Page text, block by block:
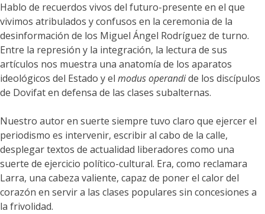
Hablo de recuerdos vivos del futuro-presente en el que
vivimos atribulados y confusos en la ceremonia de la
desinformación de los Miguel Ángel Rodríguez de turno.
Entre la represión y la integración, la lectura de sus
artículos nos muestra una anatomía de los aparatos
ideológicos del Estado y el modus operandide los discípulos
de Dovifat en defensa de las clases subalternas.
Nuestro autor en suerte siempre tuvo claro que ejercer el
periodismo es intervenir, escribir al cabo de la calle,
desplegar textos de actualidad liberadores como una
suerte de ejercicio político-cultural. Era, como reclamara
Larra, una cabeza valiente, capaz de poner el calor del
corazón en servir a las clases populares sin concesiones a
la frivolidad.